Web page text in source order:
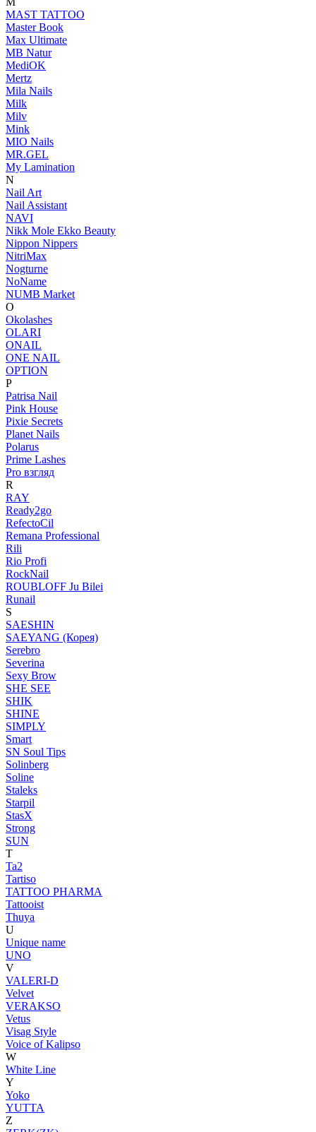
MAST TATTOO
Master Book
Max Ultimate
MB Natur
MediOK
Mertz
Mila Nails
Milk
Milv
Mink
MIO Nails
MR.GEL
My Lamination
N
Nail Art
Nail Assistant
NAVI
Nikk Mole Ekko Beauty
Nippon Nippers
NitriMax
Nogturne
NoName
NUMB Market
O
Okolashes
OLARI
ONAIL
ONE NAIL
OPTION
P
Patrisa Nail
Pink House
Pixie Secrets
Planet Nails
Polarus
Prime Lashes
Pro взгляд
R
RAY
Ready2go
RefectoCil
Remana Professional
Rili
Rio Profi
RockNail
ROUBLOFF Ju Bilei
Runail
S
SAESHIN
SAEYANG (Корея)
Serebro
Severina
Sexy Brow
SHE SEE
SHIK
SHINE
SIMPLY
Smart
SN Soul Tips
Solinberg
Soline
Staleks
Starpil
StasX
Strong
SUN
T
Ta2
Tartiso
TATTOO PHARMA
Tattooist
Thuya
U
Unique name
UNO
V
VALERI-D
Velvet
VERAKSO
Vetus
Visag Style
Voice of Kalipso
W
White Line
Y
Yoko
YUTTA
Z